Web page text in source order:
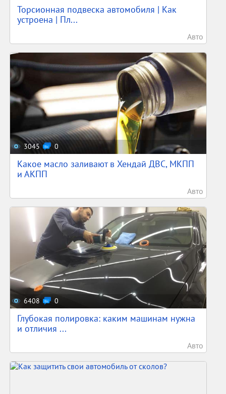
Торсионная подвеска автомобиля | Как
устроена | Пл...
Авто
3045 0
Какое масло заливают в Хендай ДВС, МКПП
и АКПП
Авто
6408 0
Глубокая полировка: каким машинам нужна
и отличия ...
Авто